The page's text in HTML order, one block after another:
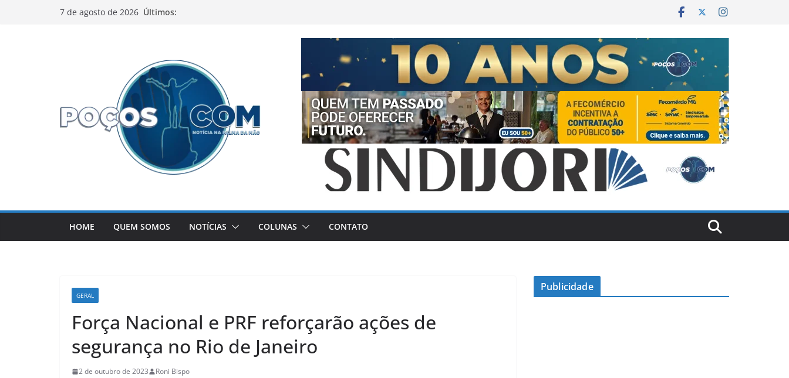
7 de agosto de 2026 Últimos:
HOME QUEM SOMOS NOTÍCIAS COLUNAS CONTATO
GERAL
Força Nacional e PRF reforçarão ações de
segurança no Rio de Janeiro
2 de outubro de 2023 Roni Bispo
Publicidade